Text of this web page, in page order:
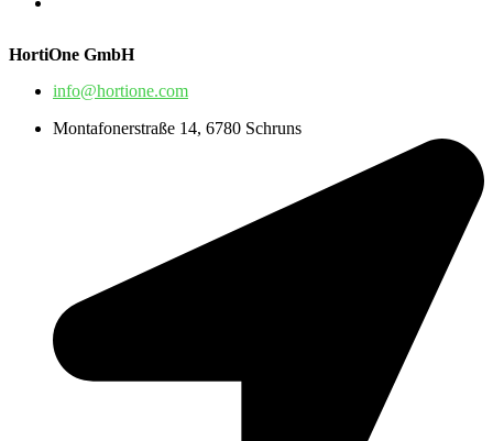
HortiOne GmbH
info@hortione.com
Montafonerstraße 14, 6780 Schruns